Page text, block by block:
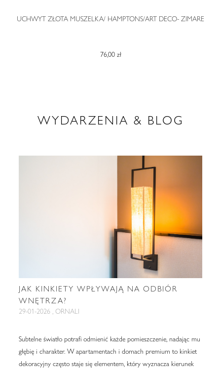
UCHWYT ZŁOTA MUSZELKA/ HAMPTONS/ART DECO- ZIMARE
76,00 zł
WYDARZENIA & BLOG
JAK KINKIETY WPŁYWAJĄ NA ODBIÓR
WNĘTRZA?
29-01-2026 , ORNALI
Subtelne światło potrafi odmienić każde pomieszczenie, nadając mu
głębię i charakter. W apartamentach i domach premium to kinkiet
dekoracyjny często staje się elementem, który wyznacza kierunek